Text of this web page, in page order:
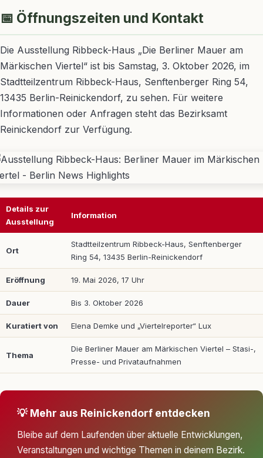
📅 Öffnungszeiten und Kontakt
Die Ausstellung Ribbeck-Haus „Die Berliner Mauer am
Märkischen Viertel“ ist bis Samstag, 3. Oktober 2026, im
Stadtteilzentrum Ribbeck-Haus, Senftenberger Ring 54,
13435 Berlin-Reinickendorf, zu sehen. Für weitere
Informationen oder Anfragen steht das Bezirksamt
Reinickendorf zur Verfügung.
Details zur
Ausstellung
Information
Ort
Stadtteilzentrum Ribbeck-Haus, Senftenberger
Ring 54, 13435 Berlin-Reinickendorf
Eröffnung 19. Mai 2026, 17 Uhr
Dauer Bis 3. Oktober 2026
Kuratiert von Elena Demke und „Viertelreporter“ Lux
Thema
Die Berliner Mauer am Märkischen Viertel – Stasi-,
Presse- und Privataufnahmen
💡 Mehr aus Reinickendorf entdecken
Bleibe auf dem Laufenden über aktuelle Entwicklungen,
Veranstaltungen und wichtige Themen in deinem Bezirk.